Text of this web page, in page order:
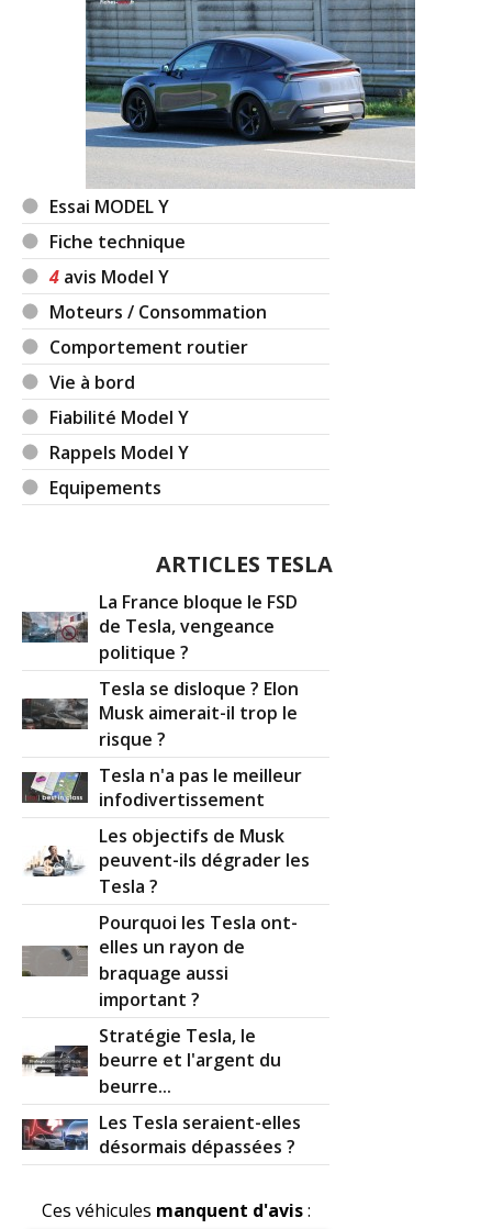
Essai MODEL Y
Fiche technique
4 avis Model Y
Moteurs / Consommation
Comportement routier
Vie à bord
Fiabilité Model Y
Rappels Model Y
Equipements
ARTICLES TESLA
La France bloque le FSD
de Tesla, vengeance
politique ?
Tesla se disloque ? Elon
Musk aimerait-il trop le
risque ?
Tesla n'a pas le meilleur
infodivertissement
Les objectifs de Musk
peuvent-ils dégrader les
Tesla ?
Pourquoi les Tesla ont-
elles un rayon de
braquage aussi
important ?
Stratégie Tesla, le
beurre et l'argent du
beurre...
Les Tesla seraient-elles
désormais dépassées ?
Ces véhicules manquent d'avis: